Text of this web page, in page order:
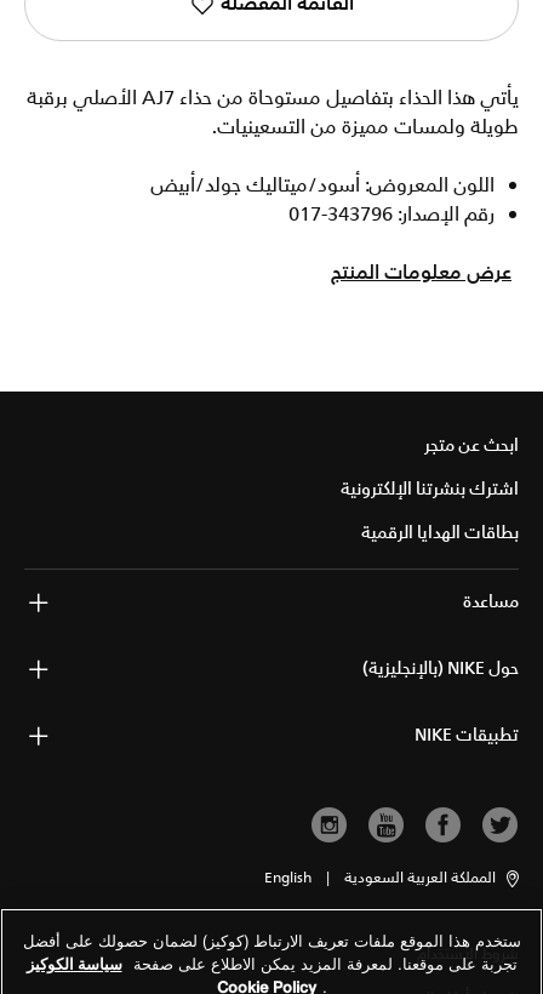
يأتي هذا الحذاء بتفاصيل مستوحاة من حذاء AJ7 الأصلي برقبة
طويلة ولمسات مميزة من التسعينيات.
اللون المعروض: أسود/ميتاليك جولد/أبيض
رقم الإصدار: 343796-017
عرض معلومات المنتج
ابحث عن متجر
اشترك بنشرتنا الإلكترونية
بطاقات الهدايا الرقمية
مساعدة
حول NIKE (بالإنجليزية)
تطبيقات NIKE
المملكة العربية السعودية |
English
شروط الاستخدام
ستخدم هذا الموقع ملفات تعريف الارتباط (كوكيز) لضمان حصولك على أفضل
تجربة على موقعنا. لمعرفة المزيد يمكن الاطلاع على صفحة سياسة الكوكيز
.
Cookie Policy